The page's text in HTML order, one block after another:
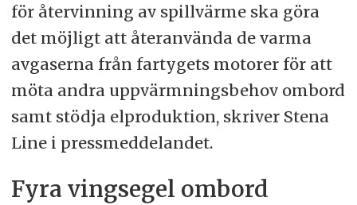
för återvinning av spillvärme ska göra
det möjligt att återanvända de varma
avgaserna från fartygets motorer för att
möta andra uppvärmningsbehov ombord
samt stödja elproduktion, skriver Stena
Line i pressmeddelandet.
Fyra vingsegel ombord